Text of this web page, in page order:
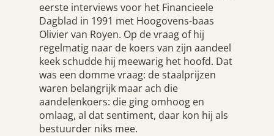
eerste interviews voor het Financieele
Dagblad in 1991 met Hoogovens-baas
Olivier van Royen. Op de vraag of hij
regelmatig naar de koers van zijn aandeel
keek schudde hij meewarig het hoofd. Dat
was een domme vraag: de staalprijzen
waren belangrijk maar ach die
aandelenkoers: die ging omhoog en
omlaag, al dat sentiment, daar kon hij als
bestuurder niks mee.